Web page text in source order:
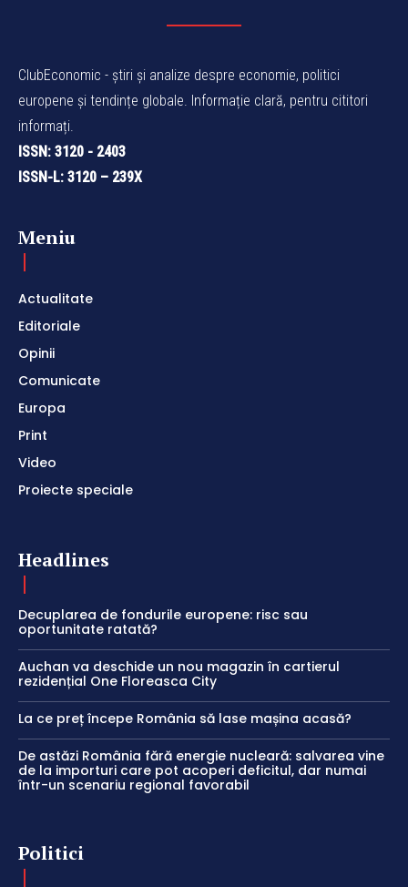
ClubEconomic - știri și analize despre economie, politici
europene și tendințe globale. Informație clară, pentru cititori
informați.
ISSN: 3120 - 2403
ISSN-L: 3120 – 239X
Meniu
Actualitate
Editoriale
Opinii
Comunicate
Europa
Print
Video
Proiecte speciale
Headlines
Decuplarea de fondurile europene: risc sau
oportunitate ratată?
Auchan va deschide un nou magazin în cartierul
rezidențial One Floreasca City
La ce preț începe România să lase mașina acasă?
De astăzi România fără energie nucleară: salvarea vine
de la importuri care pot acoperi deficitul, dar numai
într-un scenariu regional favorabil
Politici